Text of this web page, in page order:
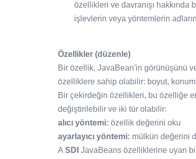
özellikleri ve davranışı
işlevlerin veya yöntemlerin adlarını
Özellikler (düzenle)
Bir özellik, JavaBean'in görünüşünü
özelliklere sahip olabilir: boyut,
Bir çekirdeğin özellikleri, bu özelliğe
değiştirilebilir ve iki tür olabilir:
alıcı yöntemi: özellik değerini oku
ayarlayıcı yöntemi: mülkün değerini
A SDI JavaBeans özelliklerine uyan bir